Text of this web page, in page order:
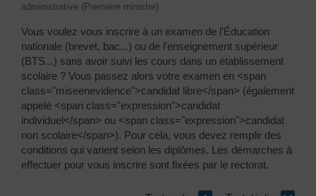
administrative (Première ministre)
Vous voulez vous inscrire à un examen de l'Éducation
nationale (brevet, bac...) ou de l'enseignement supérieur
(BTS...) sans avoir suivi les cours dans un établissement
scolaire ? Vous passez alors votre examen en <span
class="miseenevidence">candidat libre</span> (également
appelé <span class="expression">candidat
individuel</span> ou <span class="expression">candidat
non scolaire</span>). Pour cela, vous devez remplir des
conditions qui varient selon les diplômes. Les démarches à
effectuer pour vous inscrire sont fixées par le rectorat.